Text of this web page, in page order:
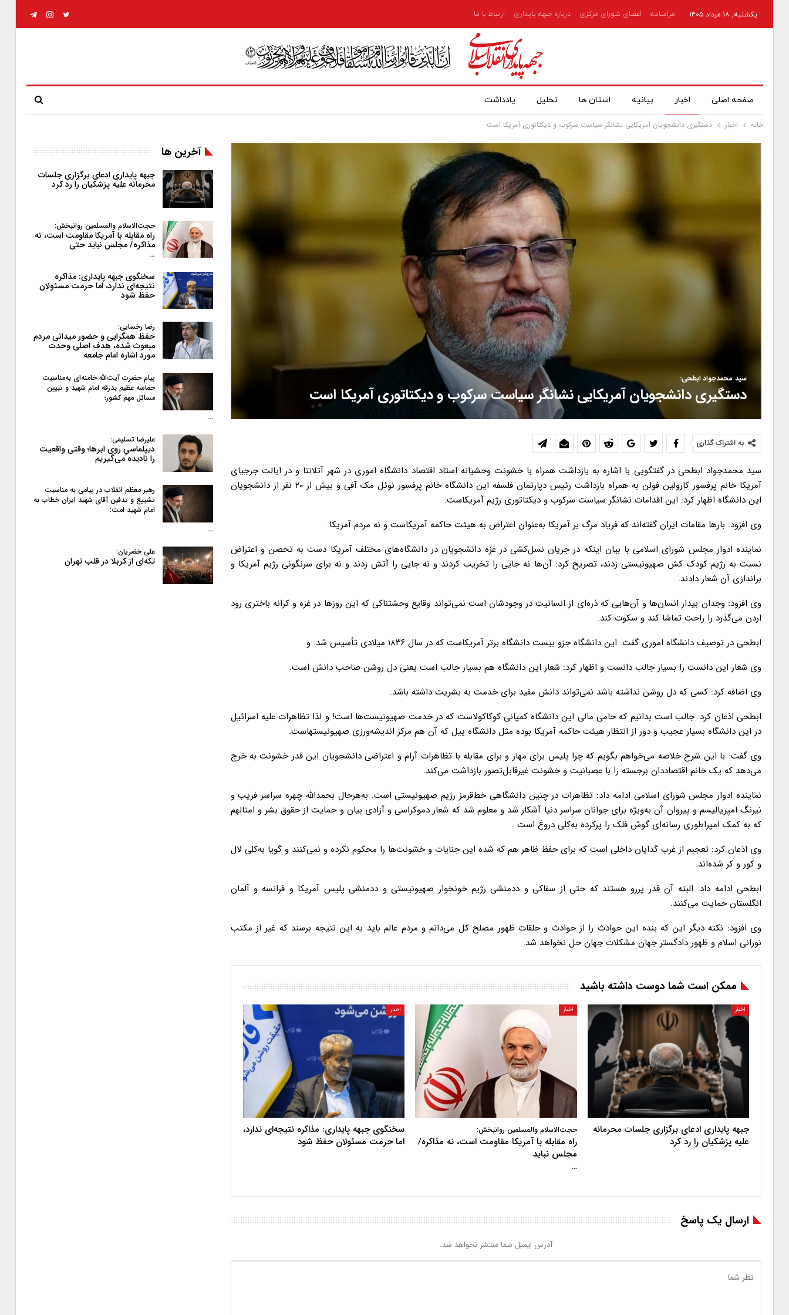
یکشنبه, ۱۸ مرداد ۱۴۰۵ مرامنامه اعضای شورای مرکزی درباره جبهه پایداری ارتباط با ما
صفحه اصلی اخبار بیانیه استان ها تحلیل یادداشت
خانه اخبار دستگیری دانشجویان آمریکایی نشانگر سیاست سرکوب و دیکتاتوری آمریکا است
سید محمدجواد ابطحی:
دستگیری دانشجویان آمریکایی نشانگر سیاست سرکوب و دیکتاتوری آمریکا است
به اشتراک گذاری
سید محمدجواد ابطحی در گفتگویی با اشاره به بازداشت همراه با خشونت وحشیانه استاد اقتصاد دانشگاه اموری در شهر آتلانتا و در ایالت جرجیای
آمریکا خانم پرفسور کارولین فولن به همراه بازداشت رئیس دپارتمان فلسفه این دانشگاه خانم پرفسور نوئل مک آفی و بیش از ۲۰ نفر از دانشجویان
این دانشگاه اظهار کرد: این اقدامات نشانگر سیاست سرکوب و دیکتاتوری رژیم آمریکاست.
وی افزود: بارها مقامات ایران گفته‌اند که فریاد مرگ بر آمریکا به‌عنوان اعتراض به هیئت حاکمه آمریکاست و نه مردم آمریکا.
نماینده ادوار مجلس شورای اسلامی با بیان اینکه در جریان نسل‌کشی در غزه دانشجویان در دانشگاه‌های مختلف آمریکا دست به تحصن و اعتراض
نسبت به رژیم کودک کش صهیونیستی زدند، تصریح کرد: آن‌ها نه جایی را تخریب کردند و نه جایی را آتش زدند و نه برای سرنگونی رژیم آمریکا و
براندازی آن شعار دادند.
وی افزود: وجدان بیدار انسان‌ها و آن‌هایی که ذره‌ای از انسانیت در وجودشان است نمی‌تواند وقایع وحشتناکی که این روزها در غزه و کرانه باختری رود
اردن می‌گذرد را راحت تماشا کند و سکوت کند.
ابطحی در توصیف دانشگاه اموری گفت: این دانشگاه جزو بیست دانشگاه برتر آمریکاست که در سال ۱۸۳۶ میلادی تأسیس شد. و
وی شعار این دانست را بسیار جالب دانست و اظهار کرد: شعار این دانشگاه هم بسیار جالب است یعنی دل روشن صاحب دانش است.
وی اضافه کرد: کسی که دل روشن نداشته باشد نمی‌تواند دانش مفید برای خدمت به بشریت داشته باشد.
ابطحی اذعان کرد: جالب است بدانیم که حامی مالی این دانشگاه کمپانی کوکاکولاست که در خدمت صهیونیست‌ها است! و لذا تظاهرات علیه اسرائیل
در این دانشگاه بسیار عجیب و دور از انتظار هیئت حاکمه آمریکا بوده مثل دانشگاه ییل که آن هم مرکز اندیشه‌ورزی صهیونیستهاست.
وی گفت: با این شرح خلاصه می‌خواهم بگویم که چرا پلیس برای مهار و برای مقابله با تظاهرات آرام و اعتراضی دانشجویان این قدر خشونت به خرج
می‌دهد که یک خانم اقتصاددان برجسته را با عصبانیت و خشونت غیرقابل‌تصور بازداشت می‌کند.
نماینده ادوار مجلس شورای اسلامی ادامه داد: تظاهرات در چنین دانشگاهی خط‌قرمز رژیم صهیونیستی است. به‌هرحال بحمدالله چهره سراسر فریب و
نیرنگ امپریالیسم و پیروان آن به‌ویژه برای جوانان سراسر دنیا آشکار شد و معلوم شد که شعار دموکراسی و آزادی بیان و حمایت از حقوق بشر و امثالهم
که به کمک امپراطوری رسانه‌ای گوش فلک را پرکرده به‌کلی دروغ است .
وی اذعان کرد: تعجبم از غرب گدایان داخلی است که برای حفظ ظاهر هم که شده این جنایات و خشونت‌ها را محکوم نکرده و نمی‌کنند و گویا به‌کلی لال
و کور و کر شده‌اند.
ابطحی ادامه داد: البته آن قدر پررو هستند که حتی از سفاکی و ددمنشی رژیم خونخوار صهیونیستی و ددمنشی پلیس آمریکا و فرانسه و آلمان
انگلستان حمایت می‌کنند.
وی افزود: نکته دیگر این که بنده این حوادث را از حوادث و حلقات ظهور مصلح کل می‌دانم و مردم عالم باید به این نتیجه برسند که غیر از مکتب
نورانی اسلام و ظهور دادگستر جهان مشکلات جهان حل نخواهد شد.
ممکن است شما دوست داشته باشید
اخبار
جبهه پایداری ادعای برگزاری جلسات محرمانه
علیه پزشکیان را رد کرد
اخبار
حجت‌الاسلام والمسلمین روانبخش:
راه مقابله با آمریکا مقاومت است، نه مذاکره/
مجلس نباید
…
اخبار
سخنگوی جبهه پایداری: مذاکره نتیجه‌ای ندارد،
اما حرمت مسئولان حفظ شود
ارسال یک پاسخ
آدرس ایمیل شما منتشر نخواهد شد.
آخرین ها
جبهه پایداری ادعای برگزاری جلسات
محرمانه علیه پزشکیان را رد کرد
حجت‌الاسلام والمسلمین روانبخش:
راه مقابله با آمریکا مقاومت است، نه
مذاکره/ مجلس نباید حتی
…
سخنگوی جبهه پایداری: مذاکره
نتیجه‌ای ندارد، اما حرمت مسئولان
حفظ شود
رضا رخسایی:
حفظ همگرایی و حضور میدانی مردم
مبعوث شده، هدف اصلی وحدت
مورد اشاره امام جامعه
پیام حضرت آیت‌الله خامنه‌ای به‌مناسبت
حماسه عظیم بدرقه امام شهید و تبیین
مسائل مهم کشور؛
…
علیرضا تسلیمی:
دیپلماسیِ روی ابرها؛ وقتی واقعیت
را نادیده می‌گیریم
رهبر معظم انقلاب در پیامی به‌ مناسبت
تشییع و تدفین آقای شهید ایران خطاب به
امام شهید امت:
…
علی خضریان:
تکه‌ای از کربلا در قلب تهران